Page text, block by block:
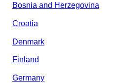
Bosnia and Herzegovina
Croatia
Denmark
Finland
Germany